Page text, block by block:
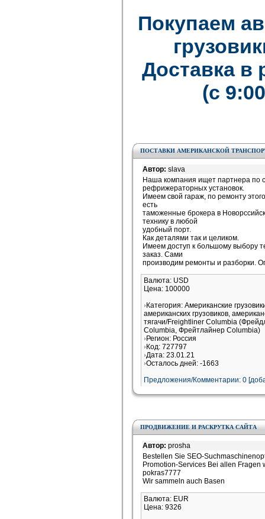
Покупаем
Доставка в
(с
ПОСТАВКИ АМЕРИКАНСКОЙ
Автор: slava
Наша компания ищет партнера по
рефрижераторных установок.
Имеем свой гараж, по ремонту
есть
таможенные брокера в
технику в любой
удобный порт.
Как деталями так и целиком.
Имеем доступ к большому выбору
заказ. Сами
производим ремонты и разборки.
Валюта: USD
Цена: 100000
Категория: Американские
американских грузовиков,
тягачи/Freightliner Columbia
Columbia, Фрейтлайнер Columbia)
Регион: Россия
Код: 727797
Дата: 23.01.21
Осталось дней: -1663
Предложения/Комментарии: 0
ПРОДВИЖЕНИЕ И РАСКРУТКА САЙТА
Автор: prosha
Bestellen Sie SEO-
Promotion-Services Bei allen
pokras7777
Wir sammeln auch Basen
Валюта: EUR
Цена: 9326